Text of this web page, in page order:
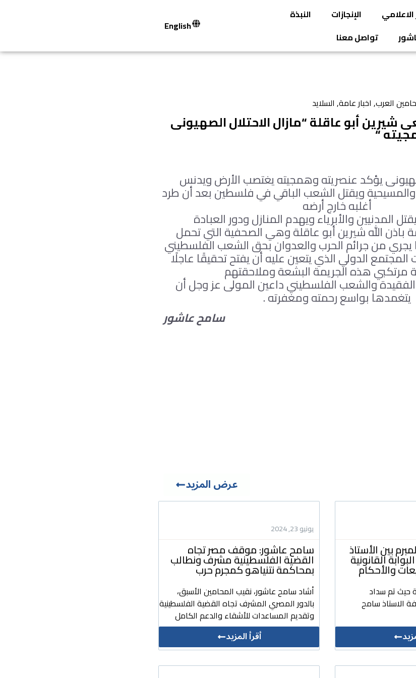
الاعلامي الإنجازات
النبذة
تواصل معنا
English
العرب, اخبار عامة, السلايد
شيرين أبو عاقلة “مازال الاحتلال الصهيونى
“
يؤكد عنصريته وهمجيته يغتصب الأرض ويدنس
ويقتل الشعب الباقي في فلسطين بعد أن طرد
أغلبه خارج أرضه
المدنيين والأبرياء ويهدم المنازل ودور العبادة
باذن الله شيرين أبو عاقلة وهي الصحفية التي تحمل
يجري من جرائم الحرب والعدوان بحق الشعب الفلسطيني
الدولي الذي يتعين عليه أن يفتح تحقيقًا عاجلًا
مرتكبي هذه الجريمة البشعة وملاحقتهم
الفقيدة والشعب الفلسطيني داعين المولى عز وجل أن
يتغمدها بواسع رحمته ومغفرته .
سامح عاشور
عرض المزيد
بين الأستاذ
القانونية
حيث تم سداد
الاستاذ سامح
يونيو 23, 2024
سامح عاشور: موقف مصر تجاه
القضية الفلسطينية مشرف ونطالب
بمحاكمة نتنياهو كمجرم حرب
أشاد سامح عاشور، نقيب المحامين الأسبق،
بالدور المصري المشرف تجاه القضية الفلسطينية
وتقديم المساعدات للأشقاء والدعم الكامل
أقرأ المزيد